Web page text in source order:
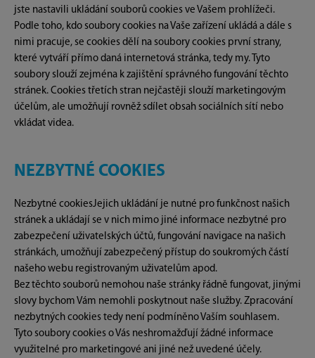
jste nastavili ukládání souborů cookies ve Vašem prohlížeči.
Podle toho, kdo soubory cookies na Vaše zařízení ukládá a dále s
nimi pracuje, se cookies dělí na soubory cookies první strany,
které vytváří přímo daná internetová stránka, tedy my. Tyto
soubory slouží zejména k zajištění správného fungování těchto
stránek. Cookies třetích stran nejčastěji slouží marketingovým
účelům, ale umožňují rovněž sdílet obsah sociálních sítí nebo
vkládat videa.
NEZBYTNÉ COOKIES
Nezbytné cookiesJejich ukládání je nutné pro funkčnost našich
stránek a ukládají se v nich mimo jiné informace nezbytné pro
zabezpečení uživatelských účtů, fungování navigace na našich
stránkách, umožňují zabezpečený přístup do soukromých částí
našeho webu registrovaným uživatelům apod.
Bez těchto souborů nemohou naše stránky řádně fungovat, jinými
slovy bychom Vám nemohli poskytnout naše služby. Zpracování
nezbytných cookies tedy není podmíněno Vaším souhlasem.
Tyto soubory cookies o Vás neshromažďují žádné informace
využitelné pro marketingové ani jiné než uvedené účely.